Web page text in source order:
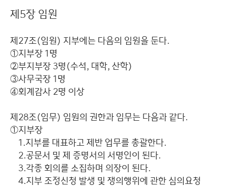
제5장 임원
제27조(임원) 지부에는 다음의 임원을 둔다.
①지부장 1명
②부지부장 3명(수석, 대학, 산학)
③사무국장 1명
④회계감사 2명 이상
제28조(임무) 임원의 권한과 임무는 다음과 같다.
①지부장
1.지부를 대표하고 제반 업무를 총괄한다.
2.공문서 및 제 증명서의 서명인이 된다.
3.각종 회의를 소집하며 의장이 된다.
4.지부 조정신청 발생 및 쟁의행위에 관한 심의요청